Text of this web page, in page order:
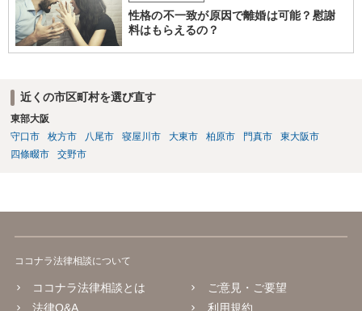
適切な金額を判断しますので、一応の決着はつきます。 調停や審判
で決定された養育費を支払わない場合は、強制執行（例えば給与の差
押えが考えられます。）することが可能です。 作成済みの協議書
が、公正証書ではないのであれば、現状では約束違反に対して強制執
正証書の作成の依頼ではなく、依頼を受けるとすれば養育費増額の調
停だと思います。 弁護士費用は自由化されており、弁護士ごとに
異なりますが、依頼時に２０～３０万円程度、増額が実現できた場合
には増額できた金額の●％という形で報酬を設定している場合が多いと
思います。 調停や審判によって、養育費が現状と比べて増減額し
起こすにも相応の費用と時間がかかります。 たとえば養育費の増
知を行い牽制することが考えられます。
性格の不一致が原因で離婚は可能？慰謝
料はもらえるの？
近くの市区町村を選び直す
東部大阪
守口市
枚方市 八尾市 寝屋川市 大東市 柏原市 門真市
東大阪市
四條畷市
交野市
ココナラ法律相談について
ココナラ法律相談とは
法律Q&A
ご意見・ご要望
利用規約